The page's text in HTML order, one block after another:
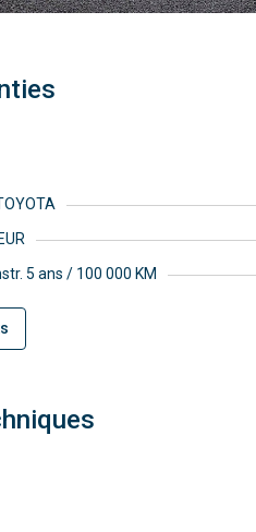
5 ans / 100 000 KM